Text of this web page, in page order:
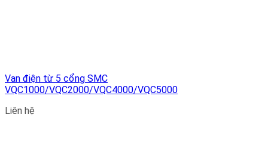
Van điện từ 5 cổng SMC
VQC1000/VQC2000/VQC4000/VQC5000
Liên hệ